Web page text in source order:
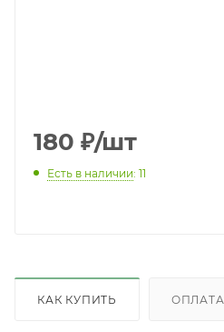
180 ₽/шт
Есть в наличии: 11
КАК КУПИТЬ ОПЛАТА